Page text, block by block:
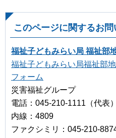
このページに関するお
福祉子どもみらい局 福祉部
福祉子どもみらい局福祉部
フォーム
災害福祉グループ
電話：045-210-1111（代表）
内線：4809
ファクシミリ：045-210-